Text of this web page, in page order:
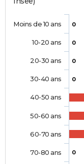
0
0
0
0
0
Moins de 10 ans
10-20 ans
20-30 ans
30-40 ans
40-50 ans
50-60 ans
60-70 ans
70-80 ans